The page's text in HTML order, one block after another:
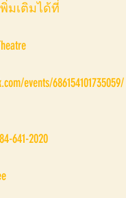
มเติมได้ที่
events/686154101735059/
641-2020